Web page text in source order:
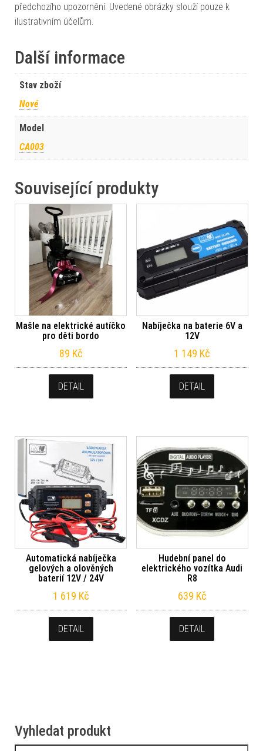
předchozího upozornění. Uvedené obrázky slouží pouze k
ilustrativním účelům.
Další informace
Stav zboží
Nové
Model
CA003
Související produkty
Mašle na elektrické autíčko
pro děti bordo
89 Kč
DETAIL
Nabíječka na baterie 6V a
12V
1 149 Kč
DETAIL
Automatická nabíječka
gelových a olověných
baterií 12V / 24V
1 619 Kč
DETAIL
Hudební panel do
elektrického vozítka Audi
R8
639 Kč
DETAIL
Vyhledat produkt